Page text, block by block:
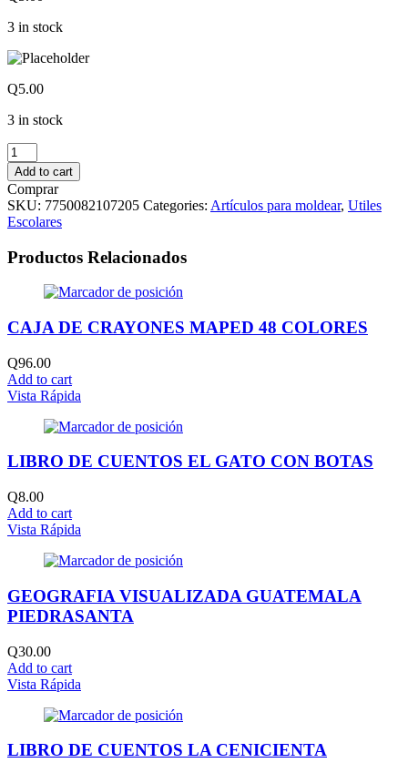
3 in stock
Q5.00
3 in stock
FOAMY
MOLDEABLE
ARTESCO
CAFE
quantity
Add to cart
Comprar
SKU: 7750082107205 Categories: Artículos para moldear, Utiles
Escolares
Productos Relacionados
CAJA DE CRAYONES MAPED 48 COLORES
Q96.00
Add to cart
Vista Rápida
LIBRO DE CUENTOS EL GATO CON BOTAS
Q8.00
Add to cart
Vista Rápida
GEOGRAFIA VISUALIZADA GUATEMALA
PIEDRASANTA
Q30.00
Add to cart
Vista Rápida
LIBRO DE CUENTOS LA CENICIENTA